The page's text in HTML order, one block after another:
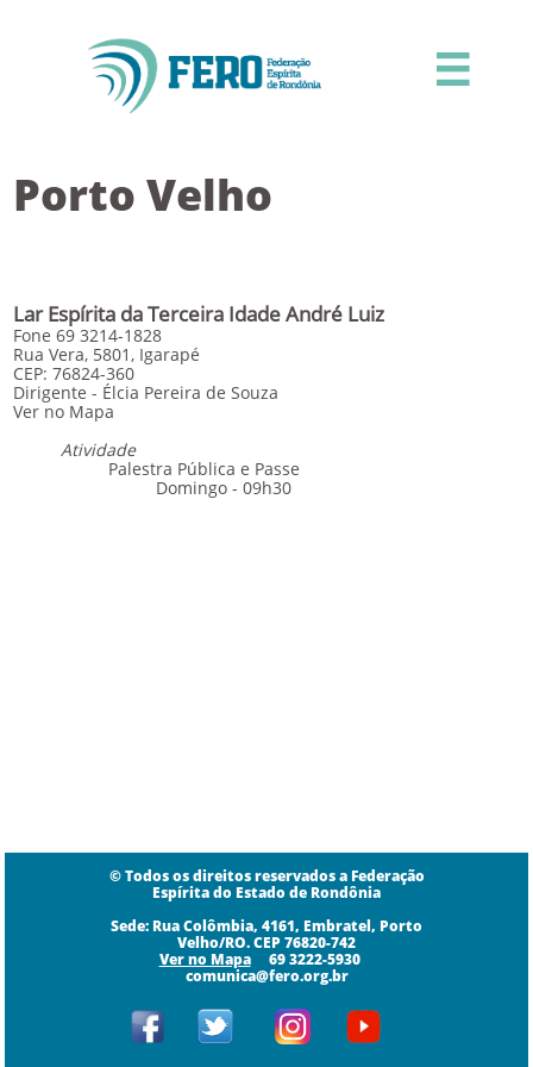

Porto Velho
Lar Espírita da Terceira Idade André Luiz
Fone 69 3214-1828
Rua Vera, 5801, Igarapé
CEP: 76824-360
Dirigente - Élcia Pereira de Souza
Ver no Mapa
Atividade
Palestra Pública e Passe
Domingo - 09h30
© Todos os direitos reservados a Federação
Espírita do Estado de Rondônia
Sede: Rua Colômbia, 4161, Embratel, Porto
Velho/RO. CEP 76820-742
​​​Ver no Mapa69 3222-5930
comunica@fero.org.br